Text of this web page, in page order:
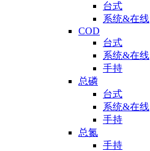
台式
系统&在线
COD
台式
系统&在线
手持
总磷
台式
系统&在线
手持
总氮
手持